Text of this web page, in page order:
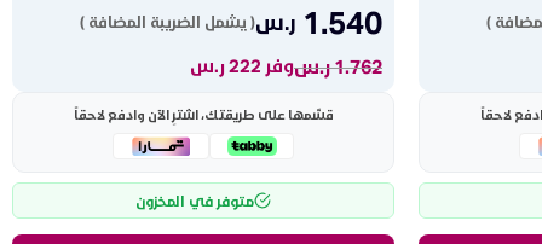
)
لاحقاً
1.540 ر.س( يشمل الضريبة المضافة )
1.762ر.سوفر 222 ر.س
قسّمها على طريقتك، اشترِ الآن وادفع لاحقاً
متوفر في المخزون